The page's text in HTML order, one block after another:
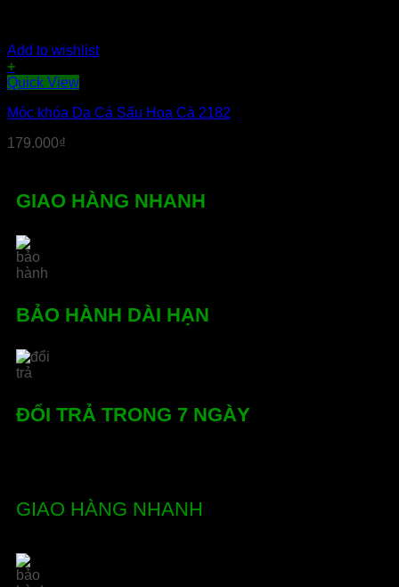
Add to wishlist
+
Quick View
Móc khóa Da Cá Sấu Hoa Cà 2182
179.000₫
GIAO HÀNG NHANH
BẢO HÀNH DÀI HẠN
ĐỔI TRẢ TRONG 7 NGÀY
GIAO HÀNG NHANH